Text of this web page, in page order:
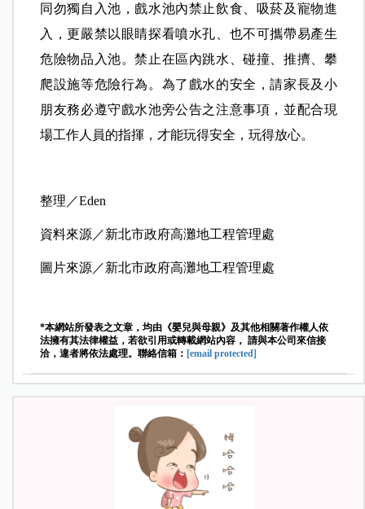
同勿獨自入池，戲水池內禁止飲食、吸菸及寵物進
入，更嚴禁以眼睛探看噴水孔、也不可攜帶易產生
危險物品入池。禁止在區內跳水、碰撞、推擠、攀
爬設施等危險行為。為了戲水的安全，請家長及小
朋友務必遵守戲水池旁公告之注意事項，並配合現
場工作人員的指揮，才能玩得安全，玩得放心。
整理／Eden
資料來源／新北市政府高灘地工程管理處
圖片來源／新北市政府高灘地工程管理處
*本網站所發表之文章，均由《嬰兒與母親》及其他相關著作權人依
法擁有其法律權益，若欲引用或轉載網站內容， 請與本公司來信接
洽，違者將依法處理。聯絡信箱： [email protected]